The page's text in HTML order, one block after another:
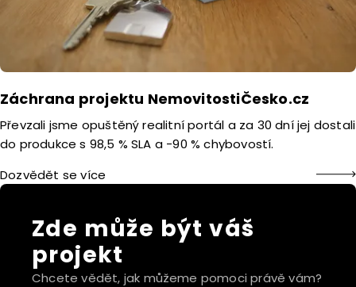
Záchrana projektu NemovitostiČesko.cz
Převzali jsme opuštěný realitní portál a za 30 dní jej dostali
do produkce s 98,5 % SLA a -90 % chybovostí.
Dozvědět se více
Zde může být váš
projekt
Chcete vědět, jak můžeme pomoci právě vám?